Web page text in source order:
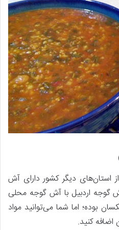
استان‌های دیگر کشور دارای آش
گوجه اردبیل با آش گوجه محلی
بوده؛ اما شما می‌توانید مواد
اضافه کنید.